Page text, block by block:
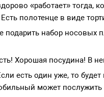
«работает» тогда,
полотенце в виде
подарить набор носовых
Хорошая посудина! В
есть один уже, то
может послужить